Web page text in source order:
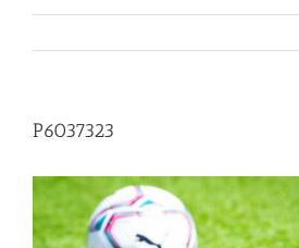
P6037323